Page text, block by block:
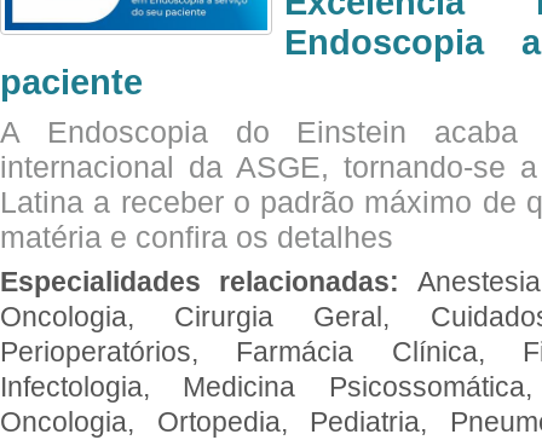
Endoscopia
paciente
A Endoscopia do Einstein
internacional da ASGE, tornando-se
Latina a receber o padrão máximo de
matéria e confira os detalhes
Especialidades relacionadas:
Oncologia, Cirurgia Geral,
Perioperatórios, Farmácia Clínica,
Infectologia, Medicina
Oncologia, Ortopedia, Pediatria,